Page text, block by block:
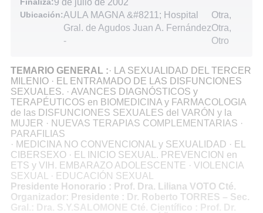
9 de julio de 2002
Ubicación:AULA MAGNA &#8211; Hospital
Gral. de Agudos Juan A. Fernández
-
Otra,
Otra,
Otro
TEMARIO GENERAL :· LA SEXUALIDAD DEL TERCER
MILENIO · EL ENTRAMADO DE LAS DISFUNCIONES
SEXUALES. · AVANCES DIAGNÓSTICOS y
TERAPÉUTICOS en BIOMEDICINA y FARMACOLOGIA
de las DISFUNCIONES SEXUALES del VARÓN y la
MUJER · NUEVAS TERAPIAS COMPLEMENTARIAS ·
PARAFILIAS
· MEDICINA NO CONVENCIONAL y SEXUALIDAD · EL
CIBERSEXO · EL INICIO SEXUAL. PREVENCION en
ETS y VIH. EMBARAZO ADOLESCENTE · VIOLENCIA
SEXUAL · EDUCACIÓN SEXUAL
Presidente Honorario : Prof. Dra. Liliana VOTO Cté.
Organizador: Presidente : Dr. Roberto TORRES – Sec.
Gral.: Dra. S.Y.SALOMONE Cté. Científico : Prof. Dr.